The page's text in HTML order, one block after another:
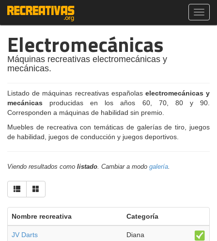
Electromecánicas
Máquinas recreativas electromecánicas y
mecánicas.
Listado de máquinas recreativas españolas electromecánicas y
mecánicas producidas en los años 60, 70, 80 y 90.
Corresponden a máquinas de habilidad sin premio.
Muebles de recreativa con temáticas de galerías de tiro, juegos
de habilidad, juegos de conducción y juegos deportivos.
Viendo resultados como listado. Cambiar a modo galería.
Nombre recreativa Categoría
JV Darts Diana